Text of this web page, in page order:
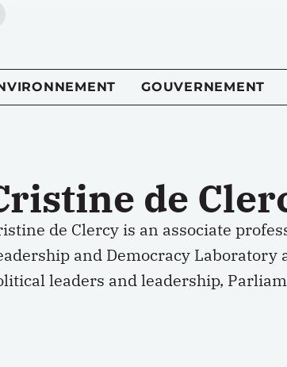
GOUVERNEMENT
de
de Clercy is an associate
and Democracy
leaders and leadership,